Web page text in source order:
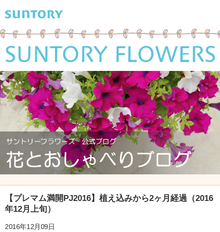
【プレマム満開PJ2016】植え込みから2ヶ月経過（2016
年12月上旬）
2016年12月09日